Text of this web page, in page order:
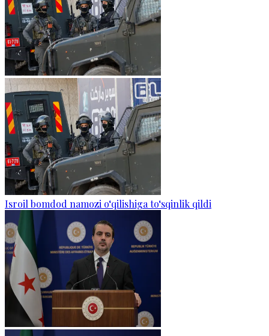
Isroil bomdod namozi o‘qilishiga to‘sqinlik qildi